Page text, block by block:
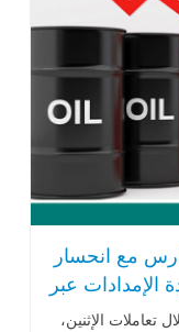
مع انحسار
الإمدادات عبر
الإثنين،